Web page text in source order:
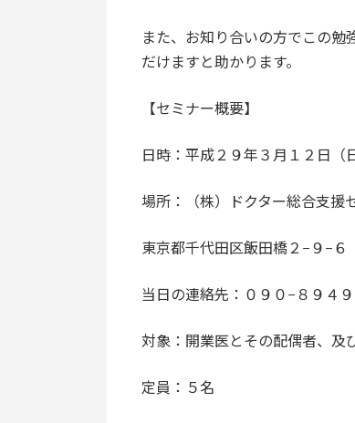
また、お知り合いの方でこの勉
だけますと助かります。
【セミナー概要】
日時：平成２９年３月１２日（
場所：（株）ドクター総合支援
東京都千代田区飯田橋２−９−
当日の連絡先：０９０−８９４
対象：開業医とその配偶者、及
定員：５名